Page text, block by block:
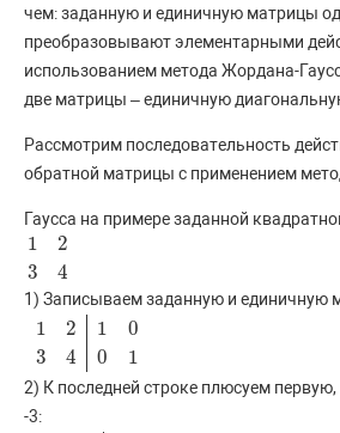
чем: заданную и единичную матрицы
преобразовывают элементарными
использованием метода Жордана-
две матрицы – единичную
Рассмотрим последовательность
обратной матрицы с применением
Гаусса на примере заданной
1
3
2
4
1) Записываем заданную и единичную
1
3
2
4
1
0
0
1
2) К последней строке плюсуем
-3: